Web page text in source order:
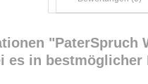
"PaterSpruch
es in